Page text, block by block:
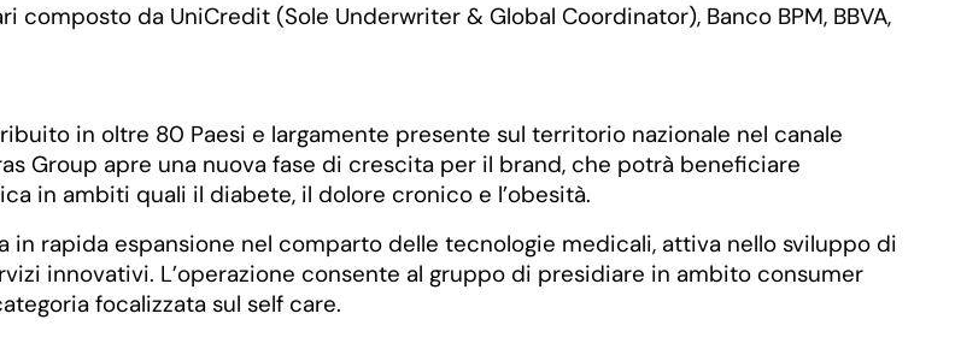
da UniCredit (Sole Underwriter & Global Coordinator), Banco BPM, BBVA,
in oltre 80 Paesi e largamente presente sul territorio nazionale nel canale
Group apre una nuova fase di crescita per il brand, che potrà beneficiare
in ambiti quali il diabete, il dolore cronico e l’obesità.
in rapida espansione nel comparto delle tecnologie medicali, attiva nello sviluppo di
innovativi. L’operazione consente al gruppo di presidiare in ambito consumer
focalizzata sul self care.